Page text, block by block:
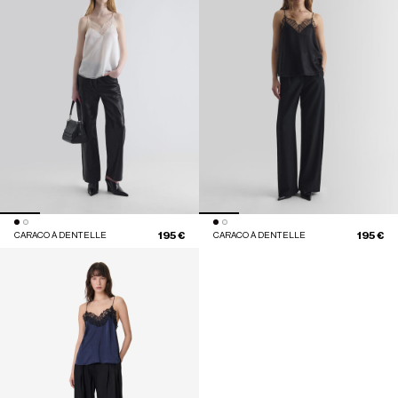
CARACO À DENTELLE 195 € CARACO À DENTELLE 195 €